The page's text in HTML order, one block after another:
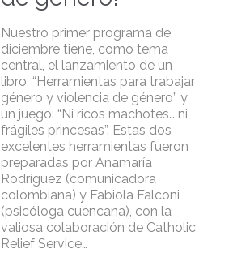
Nuestro primer programa de
diciembre tiene, como tema
central, el lanzamiento de un
libro, “Herramientas para trabajar
género y violencia de género” y
un juego: “Ni ricos machotes… ni
frágiles princesas”. Estas dos
excelentes herramientas fueron
preparadas por Anamaría
Rodríguez (comunicadora
colombiana) y Fabiola Falconi
(psicóloga cuencana), con la
valiosa colaboración de Catholic
Relief Service…